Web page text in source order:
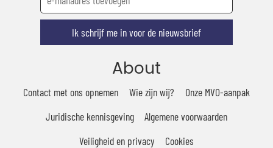
Ik schrijf me in voor de nieuwsbrief
About
Contact met ons opnemen Wie zijn wij?
Onze MVO-aanpak
Juridische kennisgeving
Algemene voorwaarden
Veiligheid en privacy
Cookies